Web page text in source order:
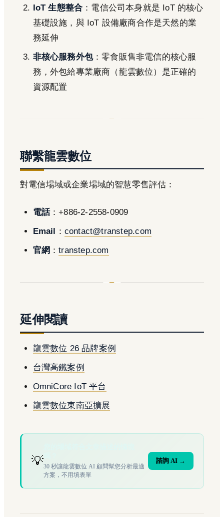
IoT 生態整合 ：電信公司本身就是 IoT 的核心
基礎設施，與 IoT 設備廠商合作是天然的業
務延伸
非核心服務外包：零食販售非電信的核心服
務，外包給專業廠商（龍雲數位）是正確的
資源配置
聯繫龍雲數位
對電信場域或企業場域的智慧零售評估：
電話：+886-2-2558-0909
Email ： contact@transtep.com
官網 ：transtep.com
延伸閱讀
龍雲數位 26 品牌案例
台灣高鐵案例
OmniCore IoT 平台
龍雲數位東南亞擴展
💡30 秒讓龍雲數位 AI 顧問幫您分析最適
方案，不用填表單
諮詢 AI →